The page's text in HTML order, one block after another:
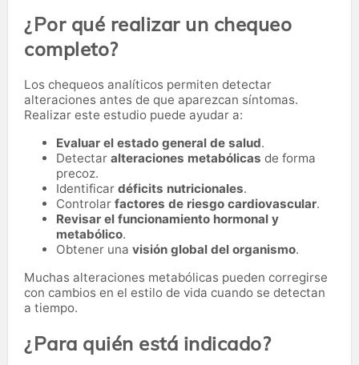
¿Por qué realizar un chequeo
completo?
Los chequeos analíticos permiten detectar
alteraciones antes de que aparezcan síntomas.
Realizar este estudio puede ayudar a:
Evaluar el estado general de salud.
Detectar alteraciones metabólicas de forma
precoz.
Identificar déficits nutricionales.
Controlar factores de riesgo cardiovascular.
Revisar el funcionamiento hormonal y
metabólico.
Obtener una visión global del organismo.
Muchas alteraciones metabólicas pueden corregirse
con cambios en el estilo de vida cuando se detectan
a tiempo.
¿Para quién está indicado?